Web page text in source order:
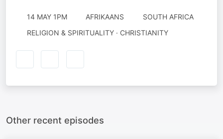
14 MAY 1PM AFRIKAANS
SOUTH AFRICA
RELIGION & SPIRITUALITY · CHRISTIANITY
Other recent episodes